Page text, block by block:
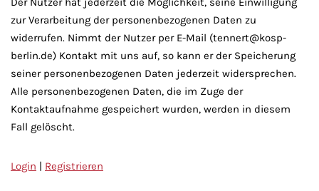
zur Verarbeitung der personenbezogenen Daten zu
widerrufen. Nimmt der Nutzer per E-Mail (tennert@kosp-
berlin.de) Kontakt mit uns auf, so kann er der Speicherung
seiner personenbezogenen Daten jederzeit widersprechen.
Alle personenbezogenen Daten, die im Zuge der
Kontaktaufnahme gespeichert wurden, werden in diesem
Fall gelöscht.
Login | Registrieren